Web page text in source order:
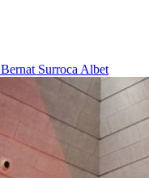
Bernat Surroca Albet